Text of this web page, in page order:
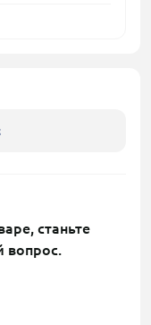
станьте
вопрос.